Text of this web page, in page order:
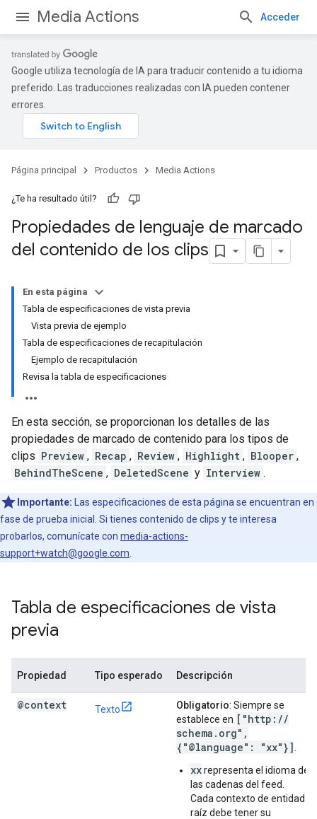
Media Actions Acceder
Google utiliza tecnología de IA para traducir contenido a tu idioma
preferido. Las traducciones realizadas con IA pueden contener
errores.
Página principal Productos Media Actions
¿Te ha resultado útil?
Propiedades de lenguaje de marcado
del contenido de los clips
En esta página
Tabla de especificaciones de vista previa
Vista previa de ejemplo
Tabla de especificaciones de recapitulación
Ejemplo de recapitulación
Revisa la tabla de especificaciones
En esta sección, se proporcionan los detalles de las
propiedades de marcado de contenido para los tipos de
clips Preview , Recap , Review , Highlight , Blooper ,
BehindTheScene , DeletedScene y Interview .
Importante: Las especificaciones de esta página se encuentran en
fase de prueba inicial. Si tienes contenido de clips y te interesa
probarlos, comunícate con media-actions-
support+watch@google.com
Tabla de especificaciones de vista
previa
Propiedad Tipo esperado Descripción
@context Texto Obligatorio: Siempre se
establece en ["http: //
schema . org" ,
{"@language": "xx"}]
xxrepresenta el idioma de
las cadenas del feed.
Cada contexto de entidad
raíz debe tener su